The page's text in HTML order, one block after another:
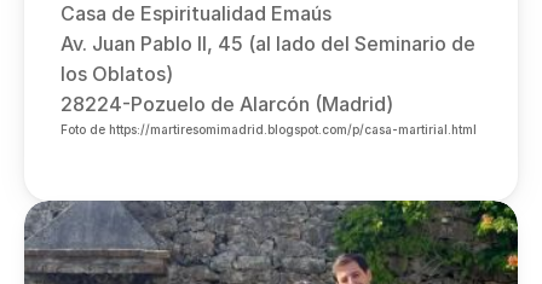
Casa de Espiritualidad Emaús
Av. Juan Pablo II, 45 (al lado del Seminario de
los Oblatos)
28224-Pozuelo de Alarcón (Madrid)
Foto de https://martiresomimadrid.blogspot.com/p/casa-martirial.html